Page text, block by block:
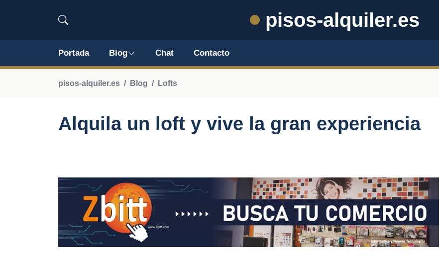
pisos-alquiler.es
Portada Blog Chat Contacto
pisos-alquiler.es Blog Lofts
Alquila un loft y vive la gran experiencia